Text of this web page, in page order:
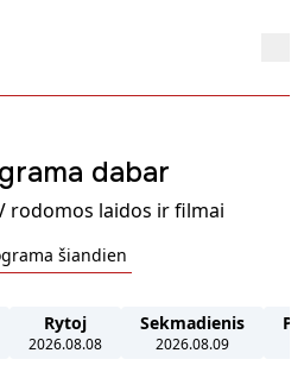
dabar
rodomos laidos ir filmai
šiandien
Rytoj
2026.08.08
Sekmadienis
2026.08.09